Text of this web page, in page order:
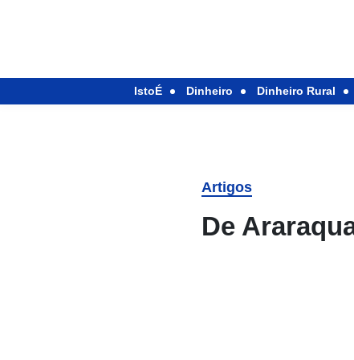
IstoÉ Dinheiro Dinheiro Rural
Artigos
De